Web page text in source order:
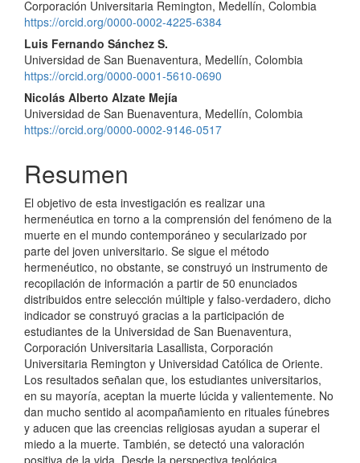
principal
del
artículo
Corporación Universitaria Remington, Medellín, Colombia
https://orcid.org/0000-0002-4225-6384
Luis Fernando Sánchez S.
Universidad de San Buenaventura, Medellín, Colombia
https://orcid.org/0000-0001-5610-0690
Nicolás Alberto Alzate Mejía
Universidad de San Buenaventura, Medellín, Colombia
https://orcid.org/0000-0002-9146-0517
Resumen
El objetivo de esta investigación es realizar una
hermenéutica en torno a la comprensión del fenómeno de la
muerte en el mundo contemporáneo y secularizado por
parte del joven universitario. Se sigue el método
hermenéutico, no obstante, se construyó un instrumento de
recopilación de información a partir de 50 enunciados
distribuidos entre selección múltiple y falso-verdadero, dicho
indicador se construyó gracias a la participación de
estudiantes de la Universidad de San Buenaventura,
Corporación Universitaria Lasallista, Corporación
Universitaria Remington y Universidad Católica de Oriente.
Los resultados señalan que, los estudiantes universitarios,
en su mayoría, aceptan la muerte lúcida y valientemente. No
dan mucho sentido al acompañamiento en rituales fúnebres
y aducen que las creencias religiosas ayudan a superar el
miedo a la muerte. También, se detectó una valoración
positiva de la vida. Desde la perspectiva teológica,